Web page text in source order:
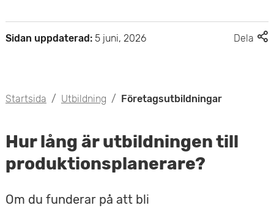
Sidan uppdaterad: 5 juni, 2026 Dela
Startsida / Utbildning / Företagsutbildningar
Hur lång är utbildningen till
produktionsplanerare?
Om du funderar på att bli